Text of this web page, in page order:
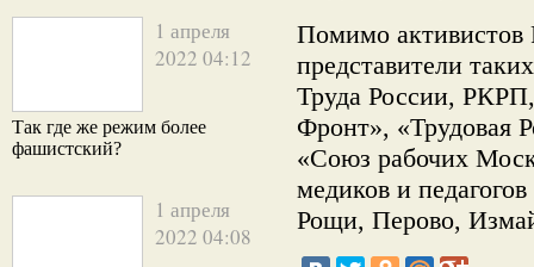
1 апреля
2022 04:12
Так где же режим более
фашистский?
1 апреля
2022 04:08
Помимо
представители
Труда России,
Фронт», «Трудовая
«Союз рабочих
медиков и
Рощи, Перово,